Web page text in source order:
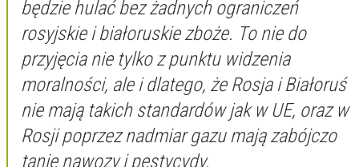
będzie hulać bez żadnych ograniczeń
rosyjskie i białoruskie zboże. To nie do
przyjęcia nie tylko z punktu widzenia
moralności, ale i dlatego, że Rosja i Białoruś
nie mają takich standardów jak w UE, oraz w
Rosji poprzez nadmiar gazu mają zabójczo
tanie nawozy i pestycydy.